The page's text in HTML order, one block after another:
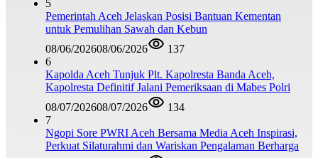
5
Pemerintah Aceh Jelaskan Posisi Bantuan Kementan
untuk Pemulihan Sawah dan Kebun
08/06/202608/06/2026
137
6
Kapolda Aceh Tunjuk Plt. Kapolresta Banda Aceh,
Kapolresta Definitif Jalani Pemeriksaan di Mabes Polri
08/07/202608/07/2026
134
7
Ngopi Sore PWRI Aceh Bersama Media Aceh Inspirasi,
Perkuat Silaturahmi dan Wariskan Pengalaman Berharga